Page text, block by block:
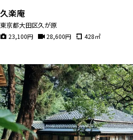
久楽庵
東京都大田区久が原
23,100円 28,600円 428㎡